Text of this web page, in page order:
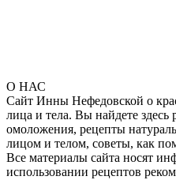
О НАС
Сайт Инны Нефедовской о
лица и тела. Вы найдете здесь
омоложения, рецепты
лицом и телом, советы, как
Все материалы сайта носят
использовании рецептов